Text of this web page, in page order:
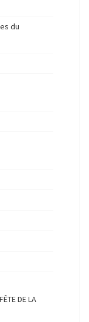
du
DE LA